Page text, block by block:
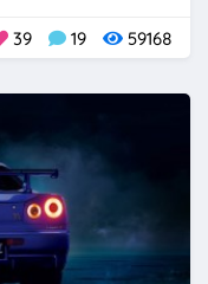
39 19 59168